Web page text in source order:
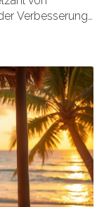
Verbesserung
sondern